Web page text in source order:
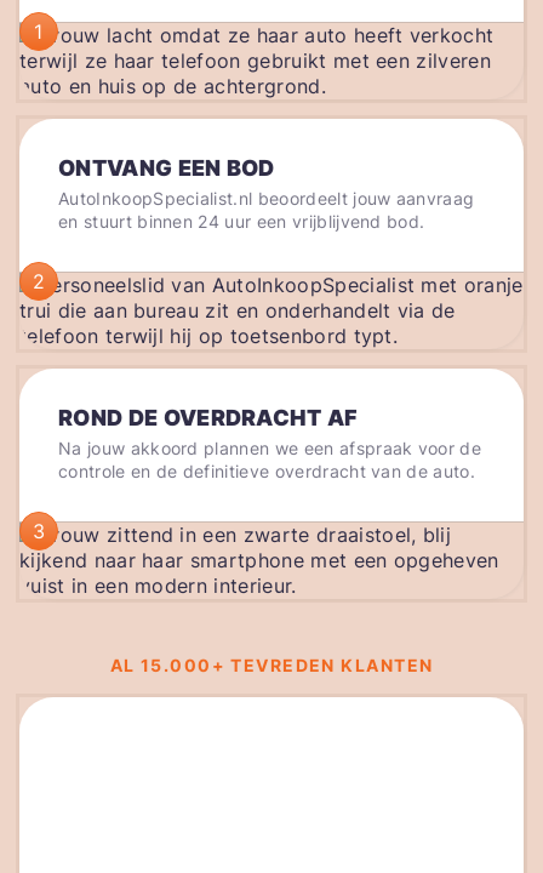
1
ONTVANG EEN BOD
AutoInkoopSpecialist.nl beoordeelt jouw aanvraag
en stuurt binnen 24 uur een vrijblijvend bod.
2
ROND DE OVERDRACHT AF
Na jouw akkoord plannen we een afspraak voor de
controle en de definitieve overdracht van de auto.
3
AL 15.000+ TEVREDEN KLANTEN